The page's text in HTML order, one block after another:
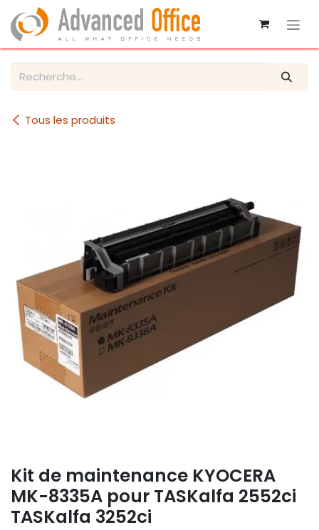
Se rendre au contenu
Tous les produits
Kit de maintenance KYOCERA
MK-8335A pour TASKalfa 2552ci
TASKalfa 3252ci